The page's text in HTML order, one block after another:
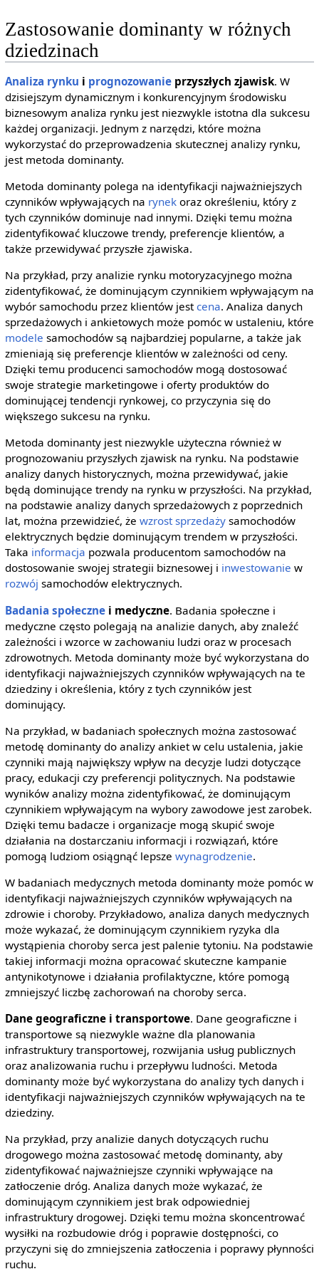
Zastosowanie dominanty w różnych
dziedzinach
Analiza rynku i prognozowanieprzyszłych zjawisk. W
dzisiejszym dynamicznym i konkurencyjnym środowisku
biznesowym analiza rynku jest niezwykle istotna dla sukcesu
każdej organizacji. Jednym z narzędzi, które można
wykorzystać do przeprowadzenia skutecznej analizy rynku,
jest metoda dominanty.
Metoda dominanty polega na identyfikacji najważniejszych
czynników wpływających na rynekoraz określeniu, który z
tych czynników dominuje nad innymi. Dzięki temu można
zidentyfikować kluczowe trendy, preferencje klientów, a
także przewidywać przyszłe zjawiska.
Na przykład, przy analizie rynku motoryzacyjnego można
zidentyfikować, że dominującym czynnikiem wpływającym na
wybór samochodu przez klientów jestcena. Analiza danych
sprzedażowych i ankietowych może pomóc w ustaleniu, które
modele samochodów są najbardziej popularne, a także jak
zmieniają się preferencje klientów w zależności od ceny.
Dzięki temu producenci samochodów mogą dostosować
swoje strategie marketingowe i oferty produktów do
dominującej tendencji rynkowej, co przyczynia się do
większego sukcesu na rynku.
Metoda dominanty jest niezwykle użyteczna również w
prognozowaniu przyszłych zjawisk na rynku. Na podstawie
analizy danych historycznych, można przewidywać, jakie
będą dominujące trendy na rynku w przyszłości. Na przykład,
na podstawie analizy danych sprzedażowych z poprzednich
lat, można przewidzieć, że wzrost sprzedażysamochodów
elektrycznych będzie dominującym trendem w przyszłości.
Taka informacja pozwala producentom samochodów na
dostosowanie swojej strategii biznesowej i inwestowanie w
rozwój samochodów elektrycznych.
Badania społecznei medyczne. Badania społeczne i
medyczne często polegają na analizie danych, aby znaleźć
zależności i wzorce w zachowaniu ludzi oraz w procesach
zdrowotnych. Metoda dominanty może być wykorzystana do
identyfikacji najważniejszych czynników wpływających na te
dziedziny i określenia, który z tych czynników jest
dominujący.
Na przykład, w badaniach społecznych można zastosować
metodę dominanty do analizy ankiet w celu ustalenia, jakie
czynniki mają największy wpływ na decyzje ludzi dotyczące
pracy, edukacji czy preferencji politycznych. Na podstawie
wyników analizy można zidentyfikować, że dominującym
czynnikiem wpływającym na wybory zawodowe jest zarobek.
Dzięki temu badacze i organizacje mogą skupić swoje
działania na dostarczaniu informacji i rozwiązań, które
pomogą ludziom osiągnąć lepsze wynagrodzenie.
W badaniach medycznych metoda dominanty może pomóc w
identyfikacji najważniejszych czynników wpływających na
zdrowie i choroby. Przykładowo, analiza danych medycznych
może wykazać, że dominującym czynnikiem ryzyka dla
wystąpienia choroby serca jest palenie tytoniu. Na podstawie
takiej informacji można opracować skuteczne kampanie
antynikotynowe i działania profilaktyczne, które pomogą
zmniejszyć liczbę zachorowań na choroby serca.
Dane geograficzne i transportowe. Dane geograficzne i
transportowe są niezwykle ważne dla planowania
infrastruktury transportowej, rozwijania usług publicznych
oraz analizowania ruchu i przepływu ludności. Metoda
dominanty może być wykorzystana do analizy tych danych i
identyfikacji najważniejszych czynników wpływających na te
dziedziny.
Na przykład, przy analizie danych dotyczących ruchu
drogowego można zastosować metodę dominanty, aby
zidentyfikować najważniejsze czynniki wpływające na
zatłoczenie dróg. Analiza danych może wykazać, że
dominującym czynnikiem jest brak odpowiedniej
infrastruktury drogowej. Dzięki temu można skoncentrować
wysiłki na rozbudowie dróg i poprawie dostępności, co
przyczyni się do zmniejszenia zatłoczenia i poprawy płynności
ruchu.